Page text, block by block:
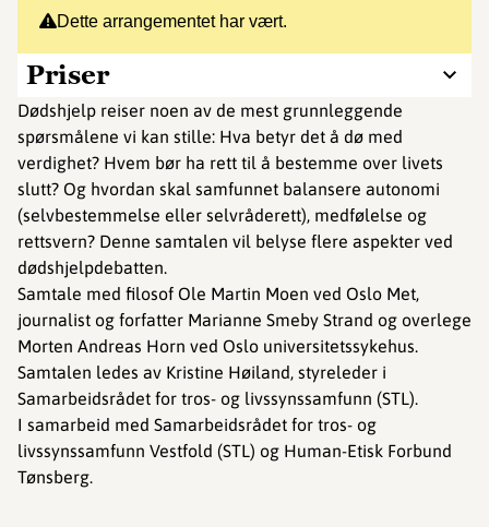
Dette arrangementet har vært.
Priser
Dødshjelp reiser noen av de mest grunnleggende
spørsmålene vi kan stille: Hva betyr det å dø med
verdighet? Hvem bør ha rett til å bestemme over livets
slutt? Og hvordan skal samfunnet balansere autonomi
(selvbestemmelse eller selvråderett), medfølelse og
rettsvern? Denne samtalen vil belyse flere aspekter ved
dødshjelpdebatten.
Samtale med filosof Ole Martin Moen ved Oslo Met,
journalist og forfatter Marianne Smeby Strand og overlege
Morten Andreas Horn ved Oslo universitetssykehus.
Samtalen ledes av Kristine Høiland, styreleder i
Samarbeidsrådet for tros- og livssynssamfunn (STL).
I samarbeid med Samarbeidsrådet for tros- og
livssynssamfunn Vestfold (STL) og Human-Etisk Forbund
Tønsberg.